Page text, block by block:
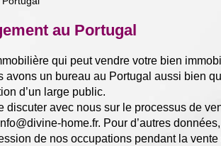
au Portugal
qui peut vendre votre bien
un bureau au Portugal aussi bien
d’un large public.
discuter avec nous sur le processus de
home.fr. Pour d’autres
de nos occupations pendant la vente